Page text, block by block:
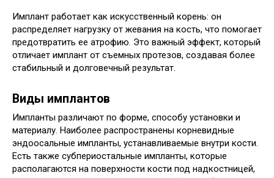
Имплант работает как искусственный корень: он
распределяет нагрузку от жевания на кость, что помогает
предотвратить ее атрофию. Это важный эффект, который
отличает имплант от съемных протезов, создавая более
стабильный и долговечный результат.
Виды имплантов
Импланты различают по форме, способу установки и
материалу. Наиболее распространены корневидные
эндоосальные импланты, устанавливаемые внутри кости.
Есть также субпериостальные импланты, которые
располагаются на поверхности кости под надкостницей,